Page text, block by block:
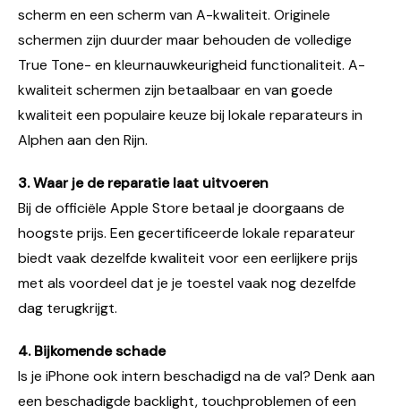
scherm en een scherm van A-kwaliteit. Originele
schermen zijn duurder maar behouden de volledige
True Tone- en kleurnauwkeurigheid functionaliteit. A-
kwaliteit schermen zijn betaalbaar en van goede
kwaliteit een populaire keuze bij lokale reparateurs in
Alphen aan den Rijn.
3. Waar je de reparatie laat uitvoeren
Bij de officiële Apple Store betaal je doorgaans de
hoogste prijs. Een gecertificeerde lokale reparateur
biedt vaak dezelfde kwaliteit voor een eerlijkere prijs
met als voordeel dat je je toestel vaak nog dezelfde
dag terugkrijgt.
4. Bijkomende schade
Is je iPhone ook intern beschadigd na de val? Denk aan
een beschadigde backlight, touchproblemen of een